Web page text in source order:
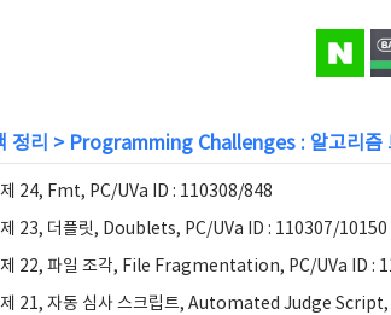
정리 > Programming Challenges : 알고리즘
24, Fmt, PC/UVa ID : 110308/848
23, 더플릿, Doublets, PC/UVa ID : 110307/10150
22, 파일 조각, File Fragmentation, PC/UVa ID :
21, 자동 심사 스크립트, Automated Judge